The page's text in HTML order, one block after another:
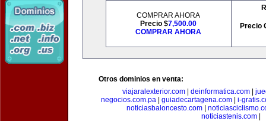
COMPRAR AHORA
Precio $7,500.00
COMPRAR AHORA
Precio
Otros dominios en venta:
viajaralexterior.com| deinformatica.com|
negocios.com.pa| guiadecartagena.com| i-
noticiasbaloncesto.com
noticiastenis.com